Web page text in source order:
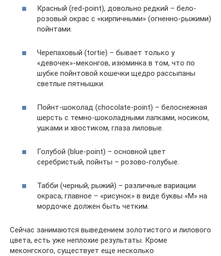
Красный (red-point), довольно редкий – бело-
розовый окрас с «кирпичными» (огненно-рыжими)
пойнтами.
Черепаховый (tortie) – бывает только у
«девочек»-меконгов, изюминка в том, что по
шубке пойнтовой кошечки щедро рассыпаны
светлые пятнышки.
Пойнт-шоколад (chocolate-point) – белоснежная
шерсть с темно-шоколадными лапками, носиком,
ушками и хвостиком, глаза лиловые.
Голубой (blue-point) – основной цвет
серебристый, пойнты – розово-голубые.
Табби (черный, рыжий) – различные вариации
окраса, главное – «рисунок» в виде буквы «М» на
мордочке должен быть четким.
Сейчас занимаются выведением золотистого и лилового
цвета, есть уже неплохие результаты. Кроме
меконгского, существует еще несколько